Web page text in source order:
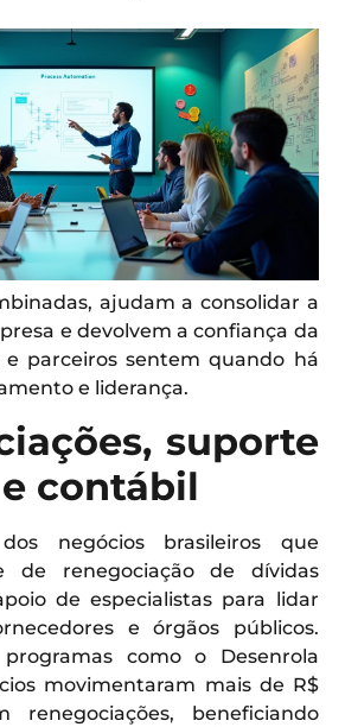
ajudam a consolidar a
e devolvem a confiança da
e parceiros sentem quando há
e liderança.
suporte
contábil
negócios brasileiros que
de renegociação de dívidas
de especialistas para lidar
e órgãos públicos.
como o Desenrola
movimentaram mais de R$
renegociações, beneficiando